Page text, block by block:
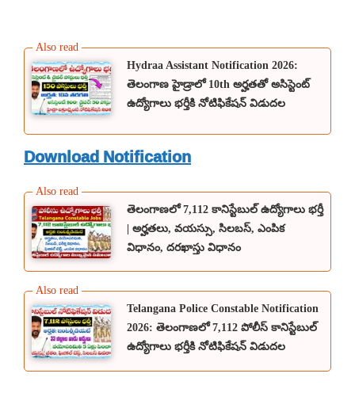
Hydraa Assistant Notification 2026:
తెలంగాణ హైడ్రాలో 10th అర్హతతో అసిస్టెంట్
ఉద్యోగాలు భర్తీకి నోటిఫికేషన్ విడుదల
Download Notification
తెలంగాణలో 7,112 కానిస్టేబుల్ ఉద్యోగాలు భర్తీ
| అర్హతలు, వయస్సు, సిలబస్, ఎంపిక
విధానం, దరఖాస్తు విధానం
Telangana Police Constable Notification
2026: తెలంగాణలో 7,112 పోలీస్ కానిస్టేబుల్
ఉద్యోగాలు భర్తీకి నోటిఫికేషన్ విడుదల